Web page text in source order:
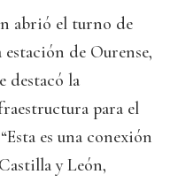
abrió el turno de
de Ourense,
destacó la
para el
es una conexión
y León,